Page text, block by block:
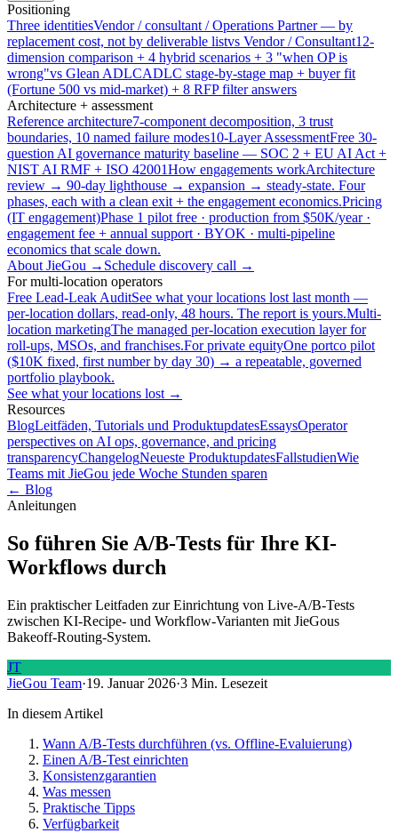
Positioning
Three identitiesVendor / consultant / Operations Partner — by
replacement cost, not by deliverable listvs Vendor / Consultant12-
dimension comparison + 4 hybrid scenarios + 3 "when OP is
wrong"vs Glean ADLCADLC stage-by-stage map + buyer fit
(Fortune 500 vs mid-market) + 8 RFP filter answers
Architecture + assessment
Reference architecture7-component decomposition, 3 trust
boundaries, 10 named failure modes10-Layer AssessmentFree 30-
question AI governance maturity baseline — SOC 2 + EU AI Act +
NIST AI RMF + ISO 42001How engagements workArchitecture
review → 90-day lighthouse → expansion → steady-state. Four
phases, each with a clean exit + the engagement economics.Pricing
(IT engagement)Phase 1 pilot free · production from $50K/year ·
engagement fee + annual support · BYOK · multi-pipeline
economics that scale down.
About JieGou → Schedule discovery call →
For multi-location operators
Free Lead-Leak AuditSee what your locations lost last month —
per-location dollars, read-only, 48 hours. The report is yours.Multi-
location marketingThe managed per-location execution layer for
roll-ups, MSOs, and franchises.For private equityOne portco pilot
($10K fixed, first number by day 30) → a repeatable, governed
portfolio playbook.
See what your locations lost →
Resources
BlogLeitfäden, Tutorials und ProduktupdatesEssaysOperator
perspectives on AI ops, governance, and pricing
transparencyChangelogNeueste ProduktupdatesFallstudienWie
Teams mit JieGou jede Woche Stunden sparen
← Blog
Anleitungen
So führen Sie A/B-Tests für Ihre KI-
Workflows durch
Ein praktischer Leitfaden zur Einrichtung von Live-A/B-Tests
zwischen KI-Recipe- und Workflow-Varianten mit JieGous
Bakeoff-Routing-System.
JT
JieGou Team·19. Januar 2026·3 Min. Lesezeit
In diesem Artikel
Wann A/B-Tests durchführen (vs. Offline-Evaluierung)
Einen A/B-Test einrichten
Konsistenzgarantien
Was messen
Praktische Tipps
Verfügbarkeit